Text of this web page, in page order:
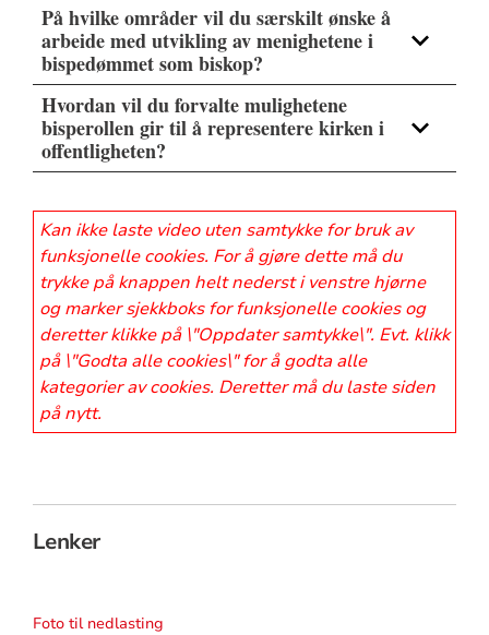
På hvilke områder vil du særskilt ønske å
arbeide med utvikling av menighetene i
bispedømmet som biskop?
Hvordan vil du forvalte mulighetene
bisperollen gir til å representere kirken i
offentligheten?
Kan ikke laste video uten samtykke for bruk av
funksjonelle cookies. For å gjøre dette må du
trykke på knappen helt nederst i venstre hjørne
og marker sjekkboks for funksjonelle cookies og
deretter klikke på \"Oppdater samtykke\". Evt. klikk
på \"Godta alle cookies\" for å godta alle
kategorier av cookies. Deretter må du laste siden
på nytt.
Lenker
Foto til nedlasting